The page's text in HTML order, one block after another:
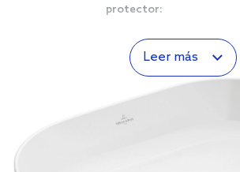
protector:
Leer más